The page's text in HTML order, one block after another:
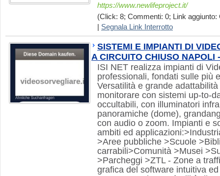
https://www.newlifeproject.it/
(Click: 8; Commenti: 0; Link aggiunto:
Segnala Link Interrotto
SISTEMI E IMPIANTI DI
A CIRCUITO CHIUSO NAPOLI
ISI NET realizza impianti di
professionali, fondati sulle più
Versatilità e grande
monitorare con sistemi up-to-
occultabili, con illuminatori
panoramiche (dome),
con audio o zoom. Impianti e
ambiti ed
>Aree pubbliche >Scuole
carrabili>Comunità >Musei
>Parcheggi >ZTL - Zone a
grafica del software intuitiva